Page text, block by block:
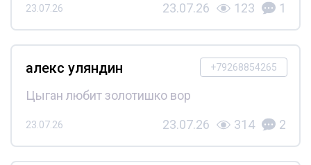
23.07.26 23.07.26 123 1
+79268854265
алекс уляндин
Цыган любит золотишко вор
23.07.26 23.07.26 314 2